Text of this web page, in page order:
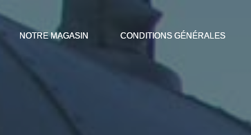
NOTRE MAGASIN CONDITIONS GÉNÉRALES